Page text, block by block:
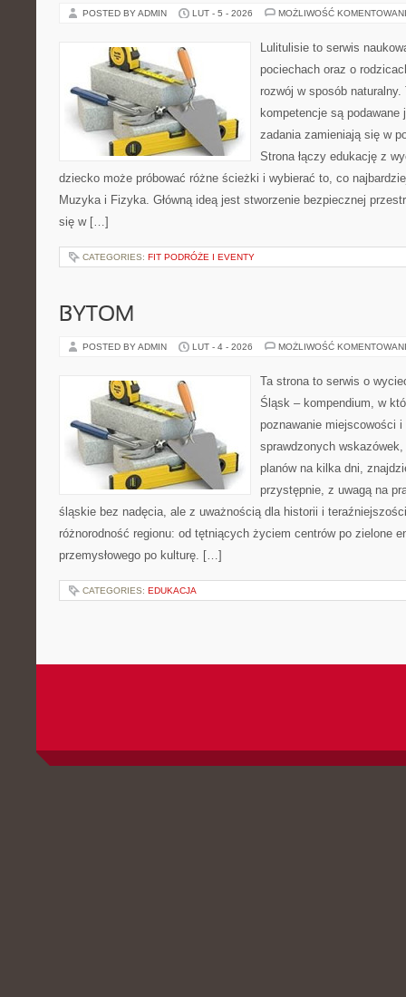
POSTED BY ADMIN LUT - 5 - 2026 MOŻLIWOŚĆ
Lulitulisie to serwis
pociechach oraz o
rozwój w sposób
kompetencje są
zadania zamieniają się w
Strona łączy edukację z
dziecko może próbować różne ścieżki i wybierać to, co
Muzyka i Fizyka. Główną ideą jest stworzenie bezpiecznej
się w […]
CATEGORIES: FIT PODRÓŻE I EVENTY
BYTOM
POSTED BY ADMIN LUT - 4 - 2026 MOŻLIWOŚĆ
Ta strona to serwis o
Śląsk – kompendium, w
poznawanie miejscowości
sprawdzonych
planów na kilka dni,
przystępnie, z uwagą na
śląskie bez nadęcia, ale z uważnością dla historii i
różnorodność regionu: od tętniących życiem centrów po zielone
przemysłowego po kulturę. […]
CATEGORIES: EDUKACJA